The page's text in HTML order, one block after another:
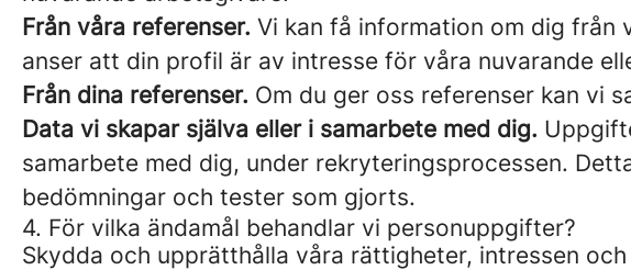
Från våra referenser. Vi kan få information om dig från
anser att din profil är av intresse för våra nuvarande
Från dina referenser. Om du ger oss referenser kan vi
Data vi skapar själva eller i samarbete med dig.
samarbete med dig, under rekryteringsprocessen.
bedömningar och tester som gjorts.
4. För vilka ändamål behandlar vi personuppgifter?
Skydda och upprätthålla våra rättigheter, intressen